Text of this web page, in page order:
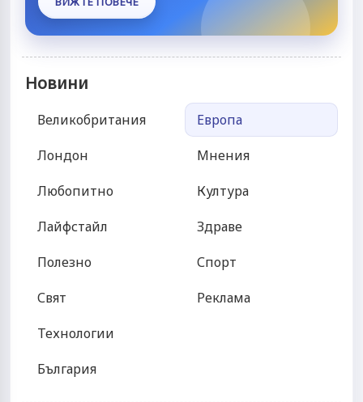
Новини
Великобритания
Лондон
Любопитно
Лайфстайл
Полезно
Свят
Технологии
България
Европа
Мнения
Култура
Здраве
Спорт
Реклама